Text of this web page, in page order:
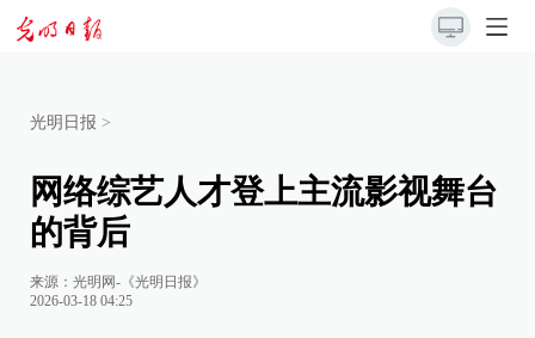
光明日报 >
网络综艺人才登上主流影视舞台
的背后
来源： 光明网-《光明日报》
2026-03-18 04:25